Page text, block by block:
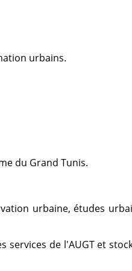
urbains.
du Grand Tunis.
urbaine, études
de l'AUGT et